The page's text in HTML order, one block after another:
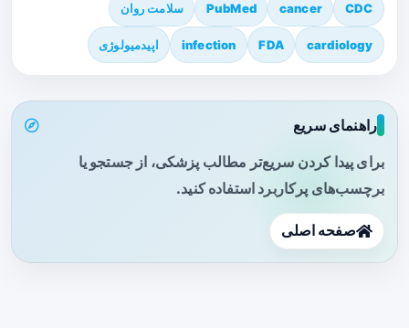
CDC
cancer
PubMed سلامت روان
cardiology
FDA
infection اپیدمیولوژی
راهنمای سریع
برای پیدا کردن سریع‌تر مطالب پزشکی، از جستجو یا
برچسب‌های پرکاربرد استفاده کنید.
صفحه اصلی